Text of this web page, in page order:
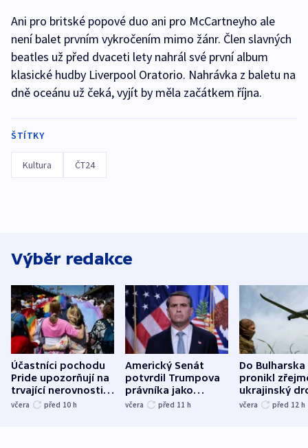
Ani pro britské popové duo ani pro McCartneyho ale
není balet prvním vykročením mimo žánr. Člen slavných
beatles už před dvaceti lety nahrál své první album
klasické hudby Liverpool Oratorio. Nahrávka z baletu na
dně oceánu už čeká, vyjít by měla začátkem října.
ŠTÍTKY
Kultura ČT24
Výběr redakce
Účastníci pochodu
Pride upozorňují na
trvající nerovnosti i
společenskou
včera před 10 h
Americký Senát
potvrdil Trumpova
právníka jako
ministra
včera před 11 h
Do Bulharska
pronikl
ukrajinský
explodoval
včera před 12 h